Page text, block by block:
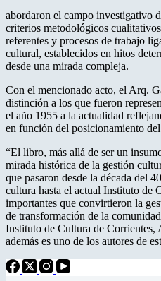
abordaron el campo investigativo
criterios metodológicos
referentes y procesos de trabajo
cultural, establecidos en hitos
desde una mirada compleja.
Con el mencionado acto, el Arq.
distinción a los que fueron
el año 1955 a la actualidad
en función del posicionamiento
“El libro, más allá de ser un
mirada histórica de la gestión
que pasaron desde la década del
cultura hasta el actual Instituto de
importantes que convirtieron la
de transformación de la
Instituto de Cultura de
además es uno de los autores de